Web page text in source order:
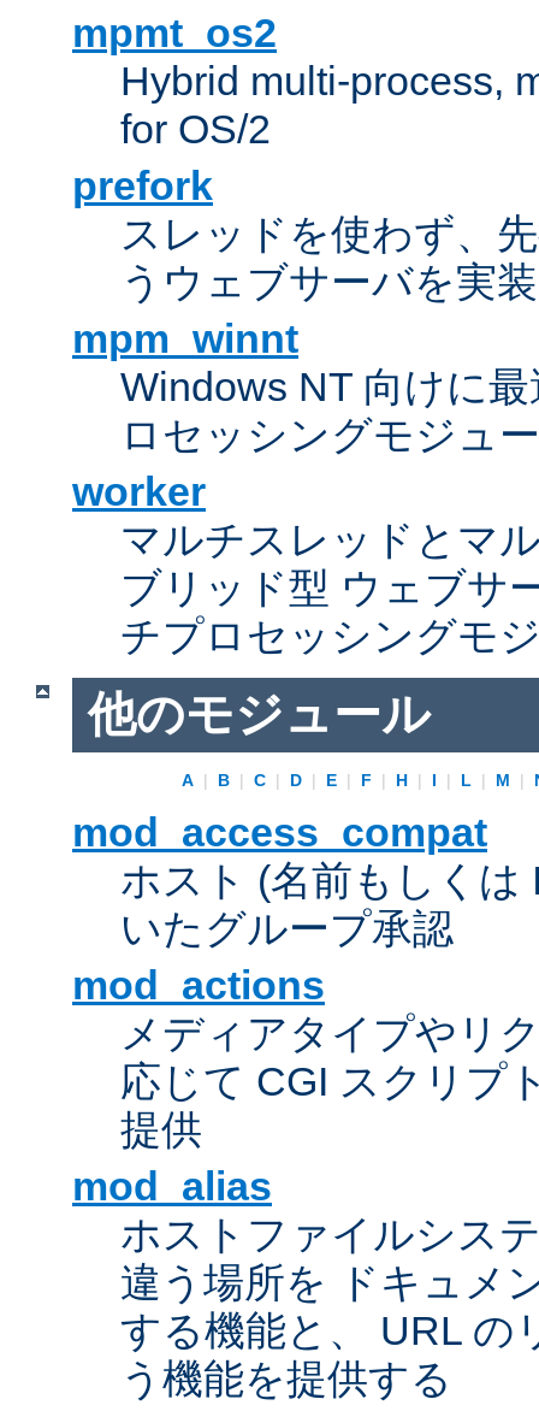
mpmt_os2
Hybrid multi-process,
for OS/2
prefork
スレッドを使わず、
うウェブサーバを実装
mpm_winnt
Windows NT 向けに
ロセッシングモジュ
worker
マルチスレッドとマ
ブリッド型 ウェブサ
チプロセッシングモ
他のモジュール
A | B | C | D | E | F | H | I | L | M |
mod_access_compat
ホスト (名前もしくは
いたグループ承認
mod_actions
メディアタイプやリ
応じて CGI スクリプ
提供
mod_alias
ホストファイルシス
違う場所を ドキュメ
する機能と、 URL の
う機能を提供する